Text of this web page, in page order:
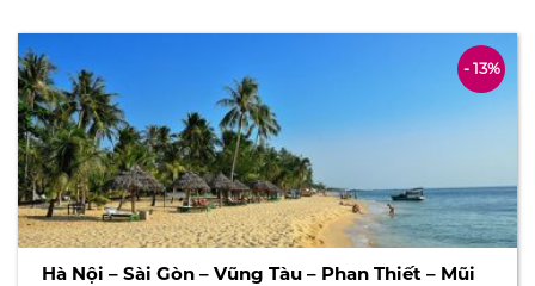
- 13%
Hà Nội – Sài Gòn – Vũng Tàu – Phan Thiết – Mũi